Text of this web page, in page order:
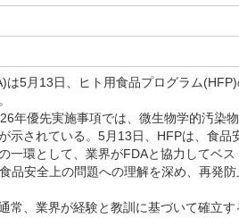
5月13日、ヒト用食品プログラム
年優先実施事項では、微生物学的汚染
示されている。5月13日、HFPは、食
一環として、業界がFDAと協力してベ
品安全上の問題への理解を深め、再発
常、業界が経験と教訓に基づいて確立